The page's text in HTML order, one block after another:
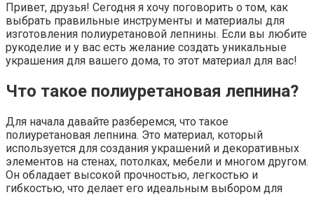
Привет, друзья! Сегодня я хочу поговорить о том, как
выбрать правильные инструменты и материалы для
изготовления полиуретановой лепнины. Если вы любите
рукоделие и у вас есть желание создать уникальные
украшения для вашего дома, то этот материал для вас!
Что такое полиуретановая лепнина?
Для начала давайте разберемся, что такое
полиуретановая лепнина. Это материал, который
используется для создания украшений и декоративных
элементов на стенах, потолках, мебели и многом другом.
Он обладает высокой прочностью, легкостью и
гибкостью, что делает его идеальным выбором для